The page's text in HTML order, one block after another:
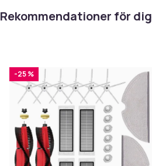
Rekommendationer för dig
-25 %